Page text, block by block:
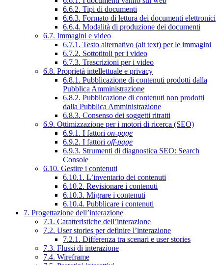
6.6.2. Tipi di documenti
6.6.3. Formato di lettura dei documenti elettronici
6.6.4. Modalità di produzione dei documenti
6.7. Immagini e video
6.7.1. Testo alternativo (alt text) per le immagini
6.7.2. Sottotitoli per i video
6.7.3. Trascrizioni per i video
6.8. Proprietà intellettuale e privacy
6.8.1. Pubblicazione di contenuti prodotti dalla
Pubblica Amministrazione
6.8.2. Pubblicazione di contenuti non prodotti
dalla Pubblica Amministrazione
6.8.3. Consenso dei soggetti ritratti
6.9. Ottimizzazione per i motori di ricerca (SEO)
6.9.1. I fattori on-page
6.9.2. I fattori off-page
6.9.3. Strumenti di diagnostica SEO: Search
Console
6.10. Gestire i contenuti
6.10.1. L’inventario dei contenuti
6.10.2. Revisionare i contenuti
6.10.3. Migrare i contenuti
6.10.4. Pubblicare i contenuti
7. Progettazione dell’interazione
7.1. Caratteristiche dell’interazione
7.2. User stories per definire l’interazione
7.2.1. Differenza tra scenari e user stories
7.3. Flussi di interazione
7.4. Wireframe